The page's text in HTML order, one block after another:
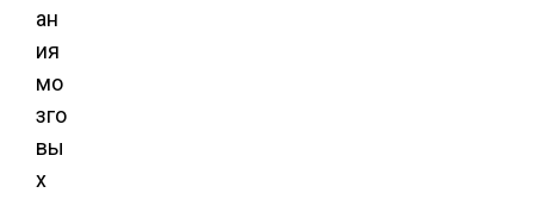
ан
ия
мо
зго
вы
х